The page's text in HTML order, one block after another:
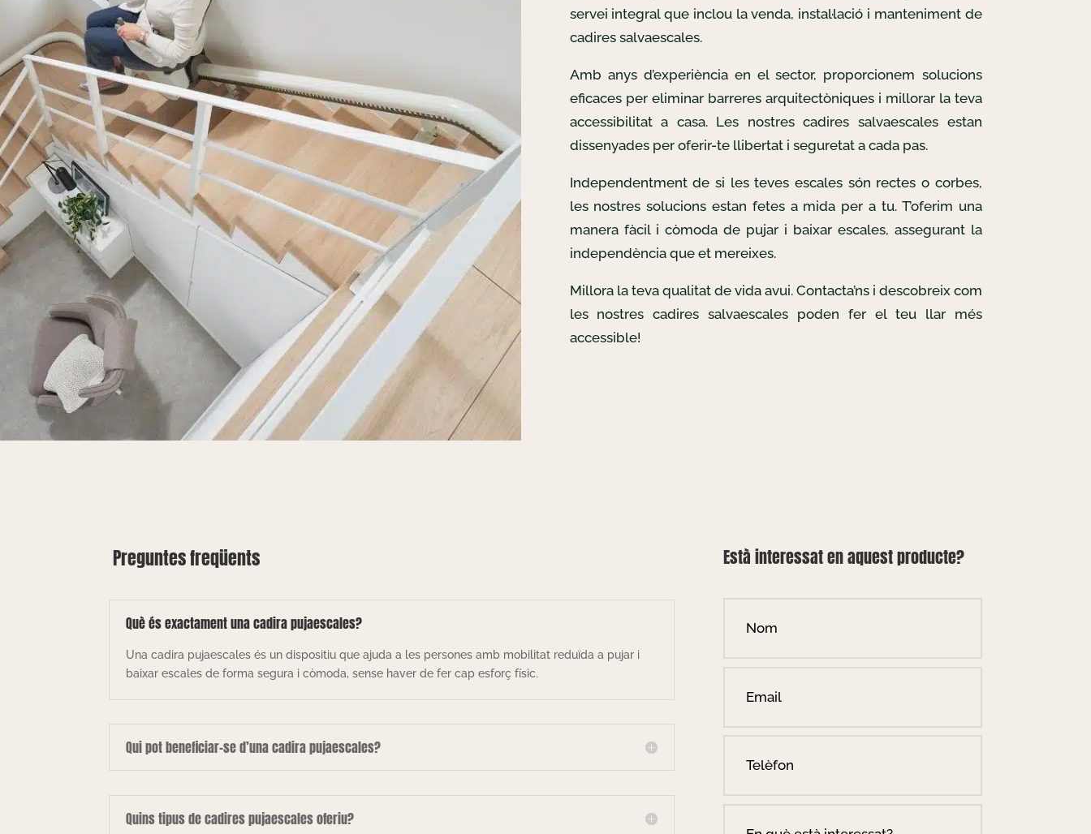
servei integral que inclou la venda, instal·lació i manteniment de
cadires salvaescales.
Amb anys d’experiència en el sector, proporcionem solucions
eficaces per eliminar barreres arquitectòniques i millorar la teva
accessibilitat a casa. Les nostres cadires salvaescales estan
dissenyades per oferir-te llibertat i seguretat a cada pas.
Independentment de si les teves escales són rectes o corbes,
les nostres solucions estan fetes a mida per a tu. T’oferim una
manera fàcil i còmoda de pujar i baixar escales, assegurant la
independència que et mereixes.
Millora la teva qualitat de vida avui. Contacta’ns i descobreix com
les nostres cadires salvaescales poden fer el teu llar més
accessible!
Preguntes freqüents
Què és exactament una cadira pujaescales?
Una cadira pujaescales és un dispositiu que ajuda a les persones amb mobilitat reduïda a pujar i
baixar escales de forma segura i còmoda, sense haver de fer cap esforç físic.
Qui pot beneficiar-se d’una cadira pujaescales?
Quins tipus de cadires pujaescales oferiu?
Està interessat en aquest producte?